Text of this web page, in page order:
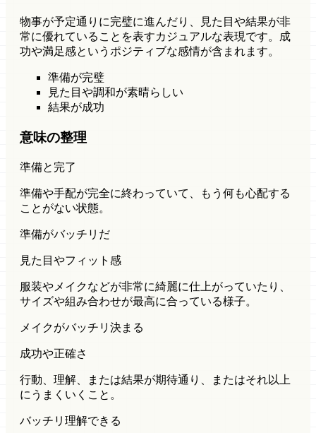
物事が予定通りに完璧に進んだり、見た目や結果が非
常に優れていることを表すカジュアルな表現です。成
功や満足感というポジティブな感情が含まれます。
準備が完璧
見た目や調和が素晴らしい
結果が成功
意味の整理
準備と完了
準備や手配が完全に終わっていて、もう何も心配する
ことがない状態。
準備がバッチリだ
見た目やフィット感
服装やメイクなどが非常に綺麗に仕上がっていたり、
サイズや組み合わせが最高に合っている様子。
メイクがバッチリ決まる
成功や正確さ
行動、理解、または結果が期待通り、またはそれ以上
にうまくいくこと。
バッチリ理解できる